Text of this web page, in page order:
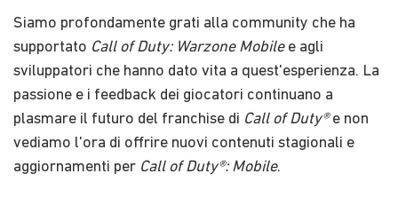
Siamo profondamente grati alla community che ha
supportato Call of Duty: Warzone Mobilee agli
sviluppatori che hanno dato vita a quest'esperienza. La
passione e i feedback dei giocatori continuano a
plasmare il futuro del franchise di Call of Duty®e non
vediamo l'ora di offrire nuovi contenuti stagionali e
aggiornamenti per Call of Duty®: Mobile.